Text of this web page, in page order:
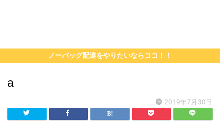
ノーバッグ配達をやりたいならココ！！
a
2019年7月30日